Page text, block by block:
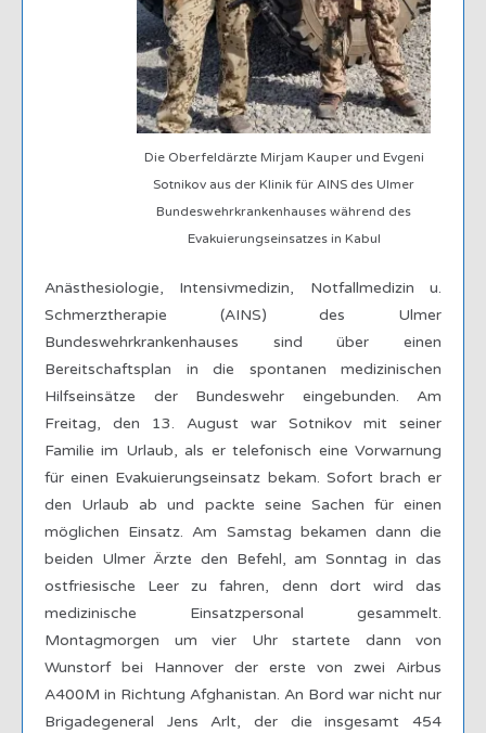
Die Oberfeldärzte Mirjam Kauper und Evgeni
Sotnikov aus der Klinik für AINS des Ulmer
Bundeswehrkrankenhauses während des
Evakuierungseinsatzes in Kabul
Anästhesiologie, Intensivmedizin, Notfallmedizin u.
Schmerztherapie (AINS) des Ulmer
Bundeswehrkrankenhauses sind über einen
Bereitschaftsplan in die spontanen medizinischen
Hilfseinsätze der Bundeswehr eingebunden. Am
Freitag, den 13. August war Sotnikov mit seiner
Familie im Urlaub, als er telefonisch eine Vorwarnung
für einen Evakuierungseinsatz bekam. Sofort brach er
den Urlaub ab und packte seine Sachen für einen
möglichen Einsatz. Am Samstag bekamen dann die
beiden Ulmer Ärzte den Befehl, am Sonntag in das
ostfriesische Leer zu fahren, denn dort wird das
medizinische Einsatzpersonal gesammelt.
Montagmorgen um vier Uhr startete dann von
Wunstorf bei Hannover der erste von zwei Airbus
A400M in Richtung Afghanistan. An Bord war nicht nur
Brigadegeneral Jens Arlt, der die insgesamt 454